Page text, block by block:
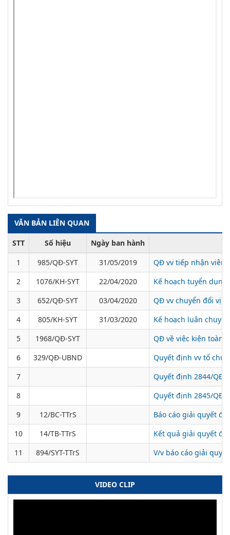
VĂN BẢN LIÊN QUAN
STT Số hiệu
Ngày ban hành
1
985/QĐ-SYT 31/05/2019
QĐ vv tiếp nhận viên
2
1076/KH-SYT 22/04/2020
Kế hoạch tuyển dụng
3
652/QĐ-SYT 03/04/2020
QĐ vv chuyển đổi vị
4
805/KH-SYT 31/03/2020
Kế hoạch luân
5
1968/QĐ-SYT
QĐ về việc kiện toàn
6
329/QĐ-UBND
Quyết định vv tổ
7
Quyết định 2844/QĐ-
8
Quyết định 2845/QĐ-
9
12/BC-TTrS
Báo cáo giải quyết
10
14/TB-TTrS
Kết quả giải quyết
11
894/SYT-TTrS V/v báo cáo giải
VIDEO CLIP